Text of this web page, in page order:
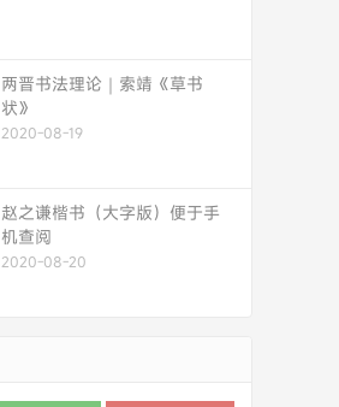
两晋书法理论｜索靖《草书
状》
2020-08-19
赵之谦楷书（大字版）便于手
机查阅
2020-08-20